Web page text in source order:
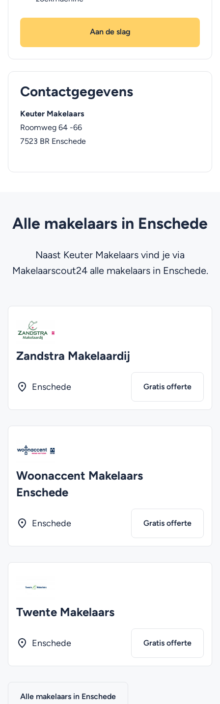
Aan de slag
Contactgegevens
Keuter Makelaars
Roomweg 64 -66
7523 BR Enschede
Alle makelaars in Enschede
Naast Keuter Makelaars vind je via
Makelaarscout24 alle makelaars in Enschede.
Zandstra Makelaardij
Enschede Gratis offerte
Woonaccent Makelaars
Enschede
Enschede Gratis offerte
Twente Makelaars
Enschede Gratis offerte
Alle makelaars in Enschede